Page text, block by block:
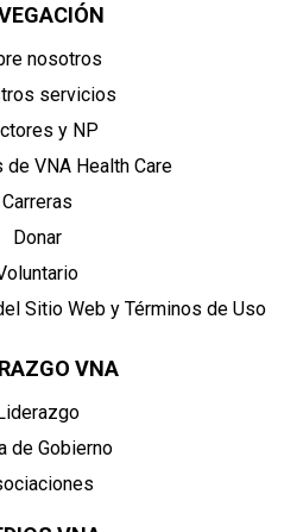
nosotros
servicios
y NP
de VNA Health Care
Carreras
Donar
Sitio Web y Términos de Uso
VNA
Liderazgo
de Gobierno